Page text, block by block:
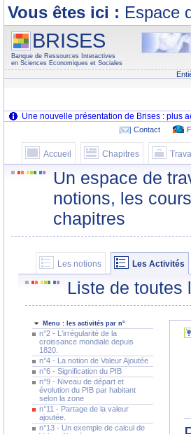
Vous êtes ici : Espace
BRISES
Banque de Ressources Interactives
en Sciences Economiques et Sociales
Contact
Accueil Chapitres
Un espace de
notions, les
chapitres
Les notions Les Activités
Liste de toutes
Menu : les activités par n°
n°2 - L'irrégularité de la
croissance mondiale depuis
1820.
n°4 - La notion de Valeur Ajoutée
n°6 - Signification du PIB
n°9 - Niveau de départ et
évolution du PIB par habitant
selon la zone
n°11 - Partage de la valeur
ajoutée.
n°13 - Un exemple de calcul de